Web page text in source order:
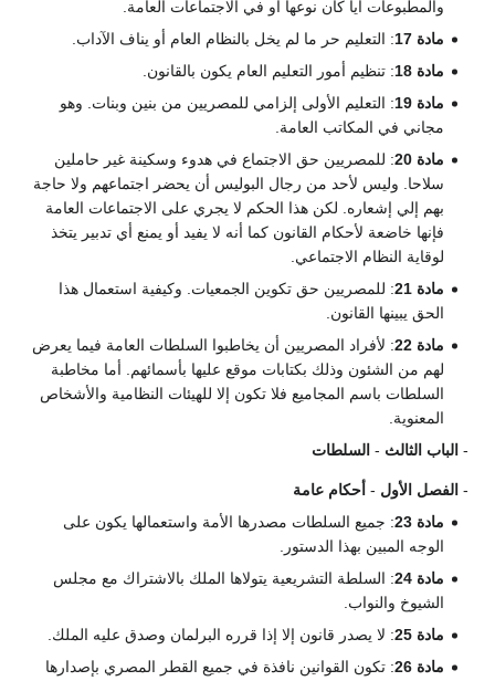
والمطبوعات أيا كان نوعها أو في الاجتماعات العامة.
مادة 17
: التعليم حر ما لم يخل بالنظام العام أو يناف الآداب.
مادة 18
: تنظيم أمور التعليم العام يكون بالقانون.
مادة 19
: التعليم الأولى إلزامي للمصريين من بنين وبنات. وهو
مجاني في المكاتب العامة.
مادة 20
: للمصريين حق الاجتماع في هدوء وسكينة غير حاملين
سلاحا. وليس لأحد من رجال البوليس أن يحضر اجتماعهم ولا حاجة
بهم إلي إشعاره. لكن هذا الحكم لا يجري على الاجتماعات العامة
فإنها خاضعة لأحكام القانون كما أنه لا يفيد أو يمنع أي تدبير يتخذ
لوقاية النظام الاجتماعي.
مادة 21
: للمصريين حق تكوين الجمعيات. وكيفية استعمال هذا
الحق يبينها القانون.
مادة 22
: لأفراد المصريين أن يخاطبوا السلطات العامة فيما يعرض
لهم من الشئون وذلك بكتابات موقع عليها بأسمائهم. أما مخاطبة
السلطات باسم المجاميع فلا تكون إلا للهيئات النظامية والأشخاص
المعنوية.
- الباب الثالث - السلطات
- الفصل الأول - أحكام عامة
مادة 23
: جميع السلطات مصدرها الأمة واستعمالها يكون على
الوجه المبين بهذا الدستور.
مادة 24
: السلطة التشريعية يتولاها الملك بالاشتراك مع مجلس
الشيوخ والنواب.
مادة 25
: لا يصدر قانون إلا إذا قرره البرلمان وصدق عليه الملك.
مادة 26
: تكون القوانين نافذة في جميع القطر المصري بإصدارها